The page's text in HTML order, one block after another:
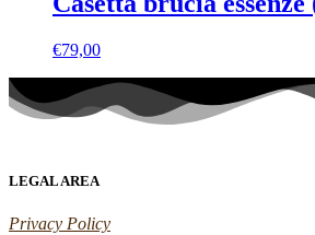
€79,00
LEGAL AREA
Privacy Policy